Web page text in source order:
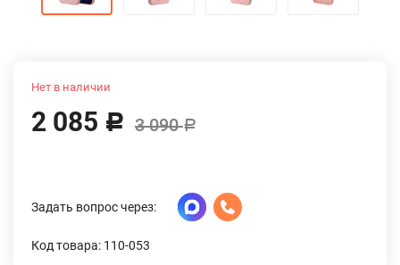
Нет в наличии
2 085 Р 3 090Р
Задать вопрос через:
Код товара: 110-053